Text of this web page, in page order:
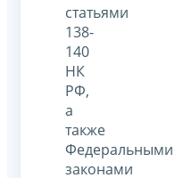
статьями
138-
140
НК
РФ,
а
также
Федеральными
законами